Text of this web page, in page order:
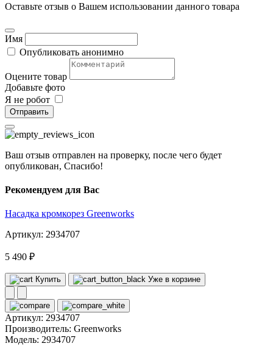
Оставьте отзыв о Вашем использовании данного товара
Имя
Опубликовать анонимно
Оцените товар
Добавьте фото
Я не робот
Отправить
Ваш отзыв отправлен на проверку, после чего будет
опубликован, Спасибо!
Рекомендуем для Вас
Насадка кромкорез Greenworks
Артикул: 2934707
5 490 ₽
Купить Уже в корзине
Артикул: 2934707
Производитель: Greenworks
Модель: 2934707